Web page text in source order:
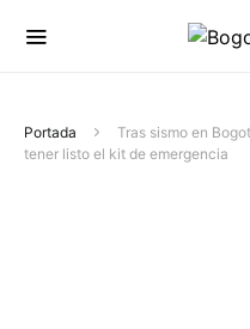
Portada
Tras sismo en
tener listo el kit de emergencia